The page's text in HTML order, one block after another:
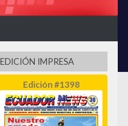
EDICIÓN IMPRESA
Edición #1398